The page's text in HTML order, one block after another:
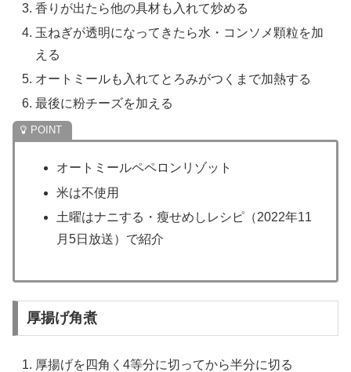
香りが出たら他の具材も入れて炒める
玉ねぎが透明になってきたら水・コンソメ顆粒を加
える
オートミールも入れてとろみがつくまで加熱する
最後に粉チーズを加える
オートミールペペロンリゾット
米は不使用
土曜はナニする・瘦せめしレシピ（2022年11
月5日放送）で紹介
厚揚げ角煮
厚揚げを四角く4等分に切ってから半分に切る